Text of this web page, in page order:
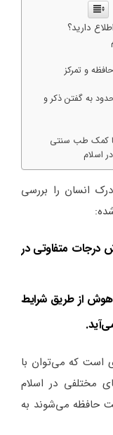
دارید؟
و تمرکز
به گفتن ذکر و
کمک طب سنتی
اسلام
انسان را بررسی
متفاوتی در
از طریق شرایط
است که می‌توان با
مختلفی در اسلام
حافظه می‌شوند به